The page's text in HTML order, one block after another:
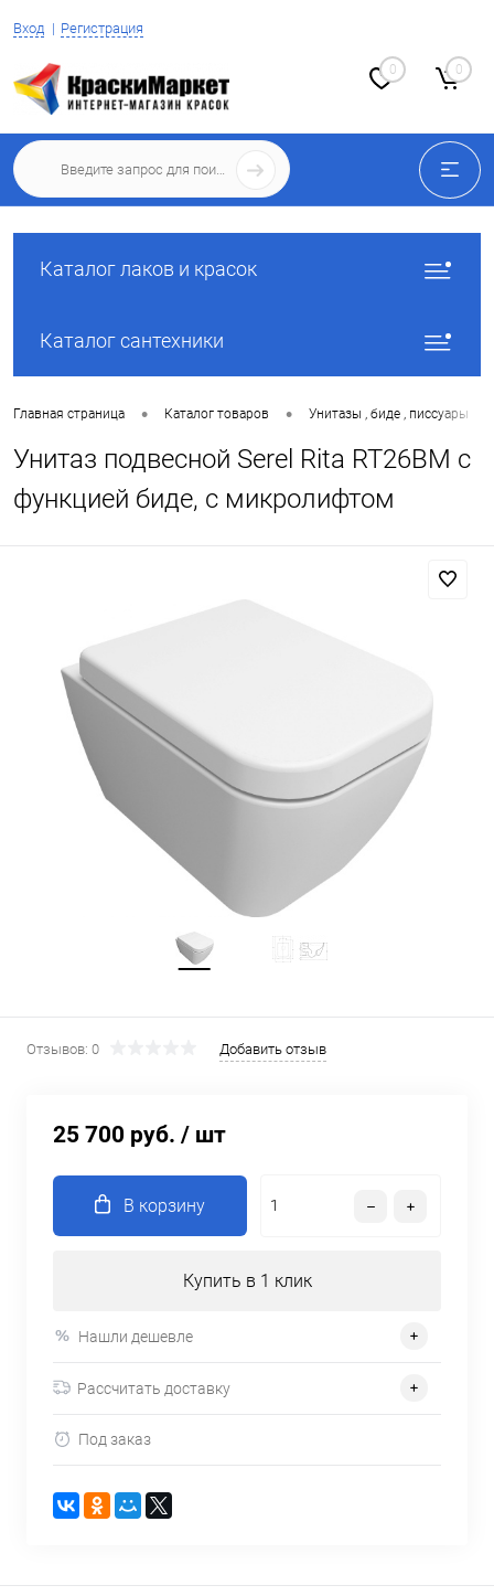
Вход Регистрация
0 0
Каталог лаков и красок
Каталог сантехники
Главная страница • Каталог товаров • Унитазы , биде , писсуары
Унитаз подвесной Serel Rita RT26BM с
функцией биде, с микролифтом
Отзывов: 0 Добавить отзыв
25 700 руб. / шт
В корзину
Купить в 1 клик
Нашли дешевле
Рассчитать доставку
Под заказ